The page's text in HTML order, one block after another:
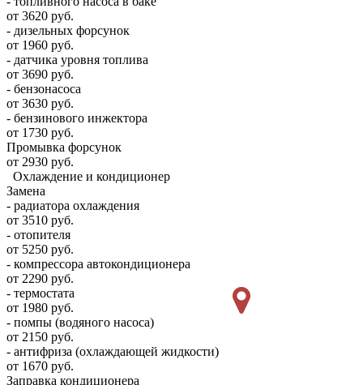
от 3620 руб.
- дизельных форсунок
от 1960 руб.
- датчика уровня топлива
от 3690 руб.
- бензонасоса
от 3630 руб.
- бензинового инжектора
от 1730 руб.
Промывка форсунок
от 2930 руб.
Охлаждение и кондиционер
Замена
- радиатора охлаждения
от 3510 руб.
- отопителя
от 5250 руб.
- компрессора автокондиционера
от 2290 руб.
- термостата
от 1980 руб.
- помпы (водяного насоса)
от 2150 руб.
- антифриза (охлаждающей жидкости)
от 1670 руб.
Заправка кондиционера